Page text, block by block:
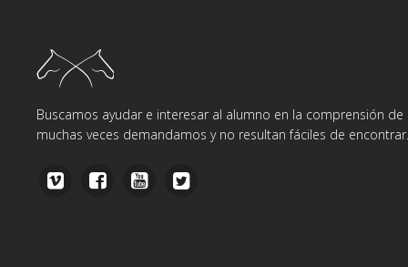
Buscamos ayudar e interesar al alumno en la comprensión
muchas veces demandamos y no resultan fáciles de encontrar.